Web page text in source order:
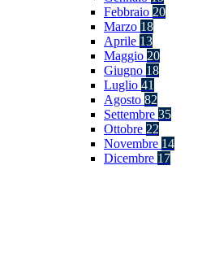
Febbraio 20
Marzo 18
Aprile 13
Maggio 20
Giugno 18
Luglio 41
Agosto 82
Settembre 35
Ottobre 22
Novembre 14
Dicembre 17